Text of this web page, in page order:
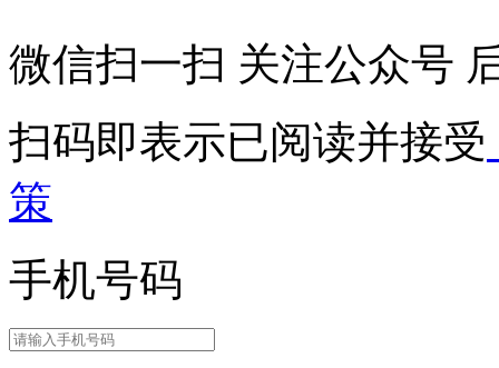
微信扫一扫 关注公众号
扫码即表示已阅读并接受
策
手机号码